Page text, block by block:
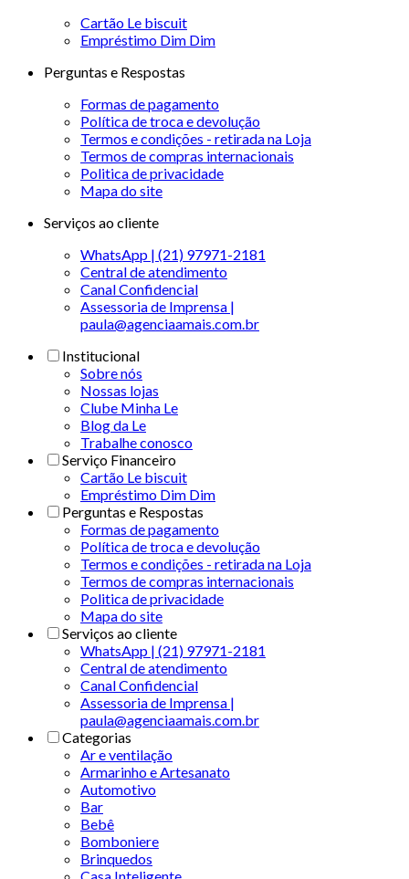
Cartão Le biscuit
Empréstimo Dim Dim
Perguntas e Respostas
Formas de pagamento
Política de troca e devolução
Termos e condições - retirada na Loja
Termos de compras internacionais
Politica de privacidade
Mapa do site
Serviços ao cliente
WhatsApp | (21) 97971-2181
Central de atendimento
Canal Confidencial
Assessoria de Imprensa |
paula@agenciaamais.com.br
Institucional
Sobre nós
Nossas lojas
Clube Minha Le
Blog da Le
Trabalhe conosco
Serviço Financeiro
Cartão Le biscuit
Empréstimo Dim Dim
Perguntas e Respostas
Formas de pagamento
Política de troca e devolução
Termos e condições - retirada na Loja
Termos de compras internacionais
Politica de privacidade
Mapa do site
Serviços ao cliente
WhatsApp | (21) 97971-2181
Central de atendimento
Canal Confidencial
Assessoria de Imprensa |
paula@agenciaamais.com.br
Categorias
Ar e ventilação
Armarinho e Artesanato
Automotivo
Bar
Bebê
Bomboniere
Brinquedos